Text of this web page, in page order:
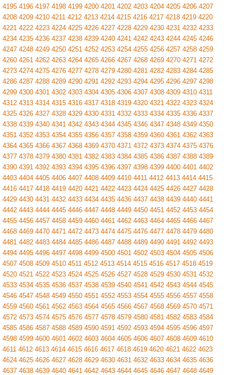
4195 4196 4197 4198 4199 4200 4201 4202 4203 4204 4205 4206 4207
4208 4209 4210 4211 4212 4213 4214 4215 4216 4217 4218 4219 4220
4221 4222 4223 4224 4225 4226 4227 4228 4229 4230 4231 4232 4233
4234 4235 4236 4237 4238 4239 4240 4241 4242 4243 4244 4245 4246
4247 4248 4249 4250 4251 4252 4253 4254 4255 4256 4257 4258 4259
4260 4261 4262 4263 4264 4265 4266 4267 4268 4269 4270 4271 4272
4273 4274 4275 4276 4277 4278 4279 4280 4281 4282 4283 4284 4285
4286 4287 4288 4289 4290 4291 4292 4293 4294 4295 4296 4297 4298
4299 4300 4301 4302 4303 4304 4305 4306 4307 4308 4309 4310 4311
4312 4313 4314 4315 4316 4317 4318 4319 4320 4321 4322 4323 4324
4325 4326 4327 4328 4329 4330 4331 4332 4333 4334 4335 4336 4337
4338 4339 4340 4341 4342 4343 4344 4345 4346 4347 4348 4349 4350
4351 4352 4353 4354 4355 4356 4357 4358 4359 4360 4361 4362 4363
4364 4365 4366 4367 4368 4369 4370 4371 4372 4373 4374 4375 4376
4377 4378 4379 4380 4381 4382 4383 4384 4385 4386 4387 4388 4389
4390 4391 4392 4393 4394 4395 4396 4397 4398 4399 4400 4401 4402
4403 4404 4405 4406 4407 4408 4409 4410 4411 4412 4413 4414 4415
4416 4417 4418 4419 4420 4421 4422 4423 4424 4425 4426 4427 4428
4429 4430 4431 4432 4433 4434 4435 4436 4437 4438 4439 4440 4441
4442 4443 4444 4445 4446 4447 4448 4449 4450 4451 4452 4453 4454
4455 4456 4457 4458 4459 4460 4461 4462 4463 4464 4465 4466 4467
4468 4469 4470 4471 4472 4473 4474 4475 4476 4477 4478 4479 4480
4481 4482 4483 4484 4485 4486 4487 4488 4489 4490 4491 4492 4493
4494 4495 4496 4497 4498 4499 4500 4501 4502 4503 4504 4505 4506
4507 4508 4509 4510 4511 4512 4513 4514 4515 4516 4517 4518 4519
4520 4521 4522 4523 4524 4525 4526 4527 4528 4529 4530 4531 4532
4533 4534 4535 4536 4537 4538 4539 4540 4541 4542 4543 4544 4545
4546 4547 4548 4549 4550 4551 4552 4553 4554 4555 4556 4557 4558
4559 4560 4561 4562 4563 4564 4565 4566 4567 4568 4569 4570 4571
4572 4573 4574 4575 4576 4577 4578 4579 4580 4581 4582 4583 4584
4585 4586 4587 4588 4589 4590 4591 4592 4593 4594 4595 4596 4597
4598 4599 4600 4601 4602 4603 4604 4605 4606 4607 4608 4609 4610
4611 4612 4613 4614 4615 4616 4617 4618 4619 4620 4621 4622 4623
4624 4625 4626 4627 4628 4629 4630 4631 4632 4633 4634 4635 4636
4637 4638 4639 4640 4641 4642 4643 4644 4645 4646 4647 4648 4649